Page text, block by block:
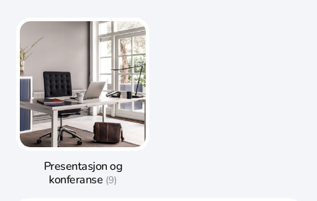
Presentasjon og
konferanse (9)